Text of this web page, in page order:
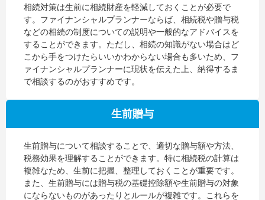
相続対策は生前に相続財産を軽減しておくことが必要で
す。ファイナンシャルプランナーならば、相続税や贈与税
などの相続の制度についての説明や一般的なアドバイスを
することができます。ただし、相続の知識がない場合はど
こから手をつけたらいいかわからない場合も多いため、フ
ァイナンシャルプランナーに現状を伝えた上、納得するま
で相談するのがおすすめです。
生前贈与
生前贈与について相談することで、適切な贈与額や方法、
税務効果を理解することができます。特に相続税の計算は
複雑なため、生前に把握、整理しておくことが重要です。
また、生前贈与には贈与税の基礎控除額や生前贈与の対象
にならないものがあったりとルールが複雑です。これらを